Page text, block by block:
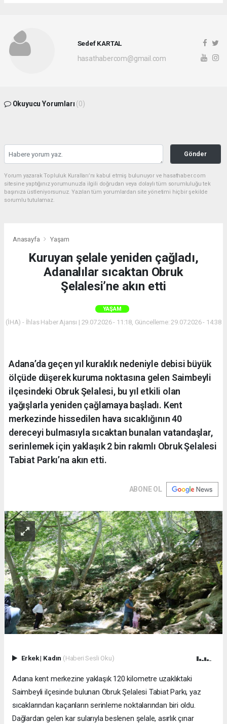
Sedef KARTAL
hasathabercom@gmail.com
Okuyucu Yorumları (0)
Gönder
Yorum yazarak Topluluk Kuralları’nı kabul etmiş bulunuyor ve hasathaber.com
sitesine yaptığınız yorumunuzla ilgili doğrudan veya dolaylı tüm sorumluluğu tek
başınıza üstleniyorsunuz. Yazılan tüm yorumlardan site yönetimi hiçbir şekilde
sorumlu tutulamaz.
Anasayfa Yaşam
Kuruyan şelale yeniden çağladı,
Adanalılar sıcaktan Obruk
Şelalesi’ne akın etti
YAŞAM
(İHA) - İhlas Haber Ajansı | 29.07.2026 - 11:18, Güncelleme: 29.07.2026 - 14:38
Adana’da geçen yıl kuraklık nedeniyle debisi büyük
ölçüde düşerek kuruma noktasına gelen Saimbeyli
ilçesindeki Obruk Şelalesi, bu yıl etkili olan
yağışlarla yeniden çağlamaya başladı. Kent
merkezinde hissedilen hava sıcaklığının 40
dereceyi bulmasıyla sıcaktan bunalan vatandaşlar,
serinlemek için yaklaşık 2 bin rakımlı Obruk Şelalesi
Tabiat Parkı’na akın etti.
ABONE OL
Erkek| Kadın (Haberi Sesli Oku)
Adana kent merkezine yaklaşık 120 kilometre uzaklıktaki
Saimbeyli ilçesinde bulunan Obruk Şelalesi Tabiat Parkı, yaz
sıcaklarından kaçanların serinleme noktalarından biri oldu.
Dağlardan gelen kar sularıyla beslenen şelale, asırlık çınar